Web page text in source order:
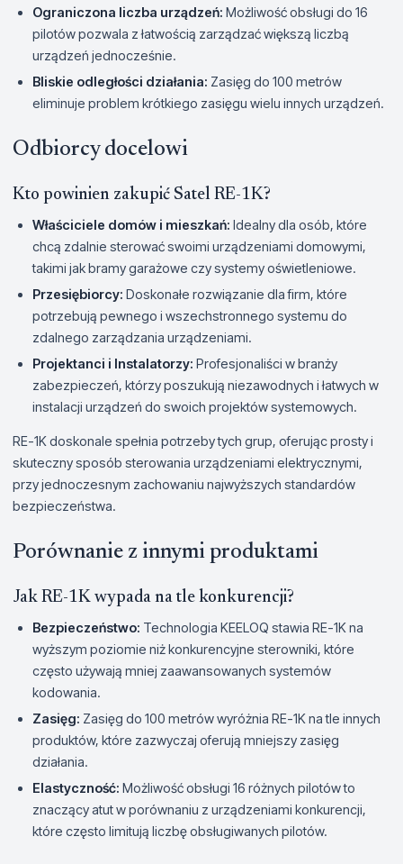
Ograniczona liczba urządzeń: Możliwość obsługi do 16
pilotów pozwala z łatwością zarządzać większą liczbą
urządzeń jednocześnie.
Bliskie odległości działania: Zasięg do 100 metrów
eliminuje problem krótkiego zasięgu wielu innych urządzeń.
Odbiorcy docelowi
Kto powinien zakupić Satel RE-1K?
Właściciele domów i mieszkań: Idealny dla osób, które
chcą zdalnie sterować swoimi urządzeniami domowymi,
takimi jak bramy garażowe czy systemy oświetleniowe.
Przesiębiorcy: Doskonałe rozwiązanie dla firm, które
potrzebują pewnego i wszechstronnego systemu do
zdalnego zarządzania urządzeniami.
Projektanci i Instalatorzy: Profesjonaliści w branży
zabezpieczeń, którzy poszukują niezawodnych i łatwych w
instalacji urządzeń do swoich projektów systemowych.
RE-1K doskonale spełnia potrzeby tych grup, oferując prosty i
skuteczny sposób sterowania urządzeniami elektrycznymi,
przy jednoczesnym zachowaniu najwyższych standardów
bezpieczeństwa.
Porównanie z innymi produktami
Jak RE-1K wypada na tle konkurencji?
Bezpieczeństwo: Technologia KEELOQ stawia RE-1K na
wyższym poziomie niż konkurencyjne sterowniki, które
często używają mniej zaawansowanych systemów
kodowania.
Zasięg: Zasięg do 100 metrów wyróżnia RE-1K na tle innych
produktów, które zazwyczaj oferują mniejszy zasięg
działania.
Elastyczność: Możliwość obsługi 16 różnych pilotów to
znaczący atut w porównaniu z urządzeniami konkurencji,
które często limitują liczbę obsługiwanych pilotów.